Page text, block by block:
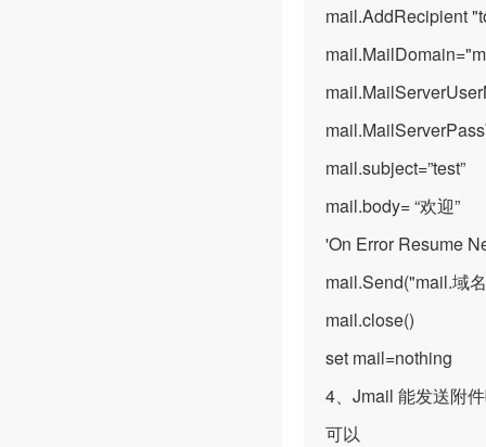
mail.AddRecipient
mail.subject=”test”
mail.body= “欢迎”
'On Error Resume
mail.Send("mail.域
mail.close()
set mail=nothing
4、Jmail 能发送附
可以